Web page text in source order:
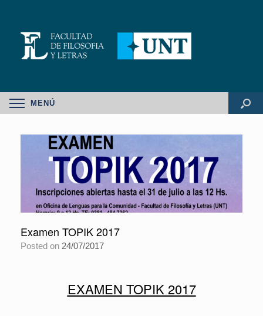
MENÚ
Examen TOPIK 2017
Posted on 24/07/2017
EXAMEN TOPIK 2017